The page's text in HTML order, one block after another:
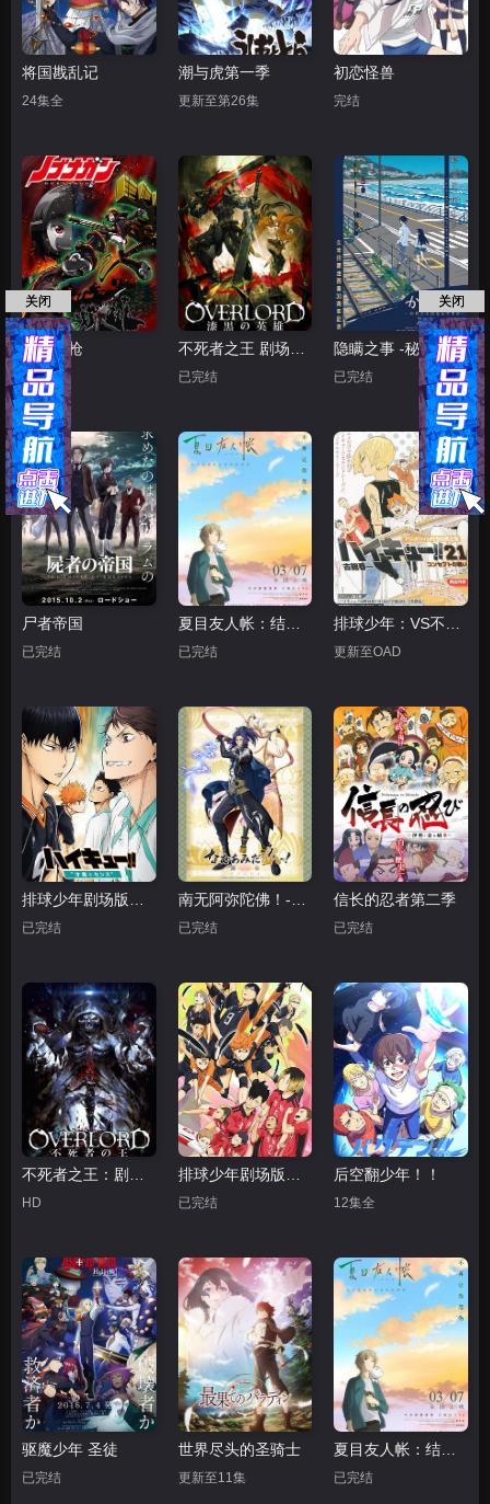
将国戡乱记
24集全
潮与虎第一季
更新至第26集
初恋怪兽
完结
信长之枪
已完结 已完结
隐瞒之事 -秘密是什么
已完结
尸者帝国
已完结
夏目友人帐：结缘空蝉
已完结 更新至OAD
已完结 已完结
信长的忍者第二季
已完结
HD 已完结
后空翻少年！！
12集全
驱魔少年 圣徒
已完结
世界尽头的圣骑士
更新至11集
夏目友人帐：结缘空蝉剧场版
已完结
关闭 关闭